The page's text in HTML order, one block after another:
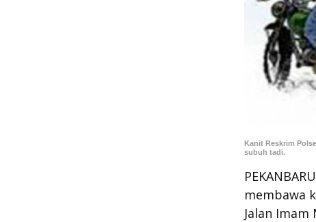
Kanit Reskrim
subuh tadi.
membawa
Jalan